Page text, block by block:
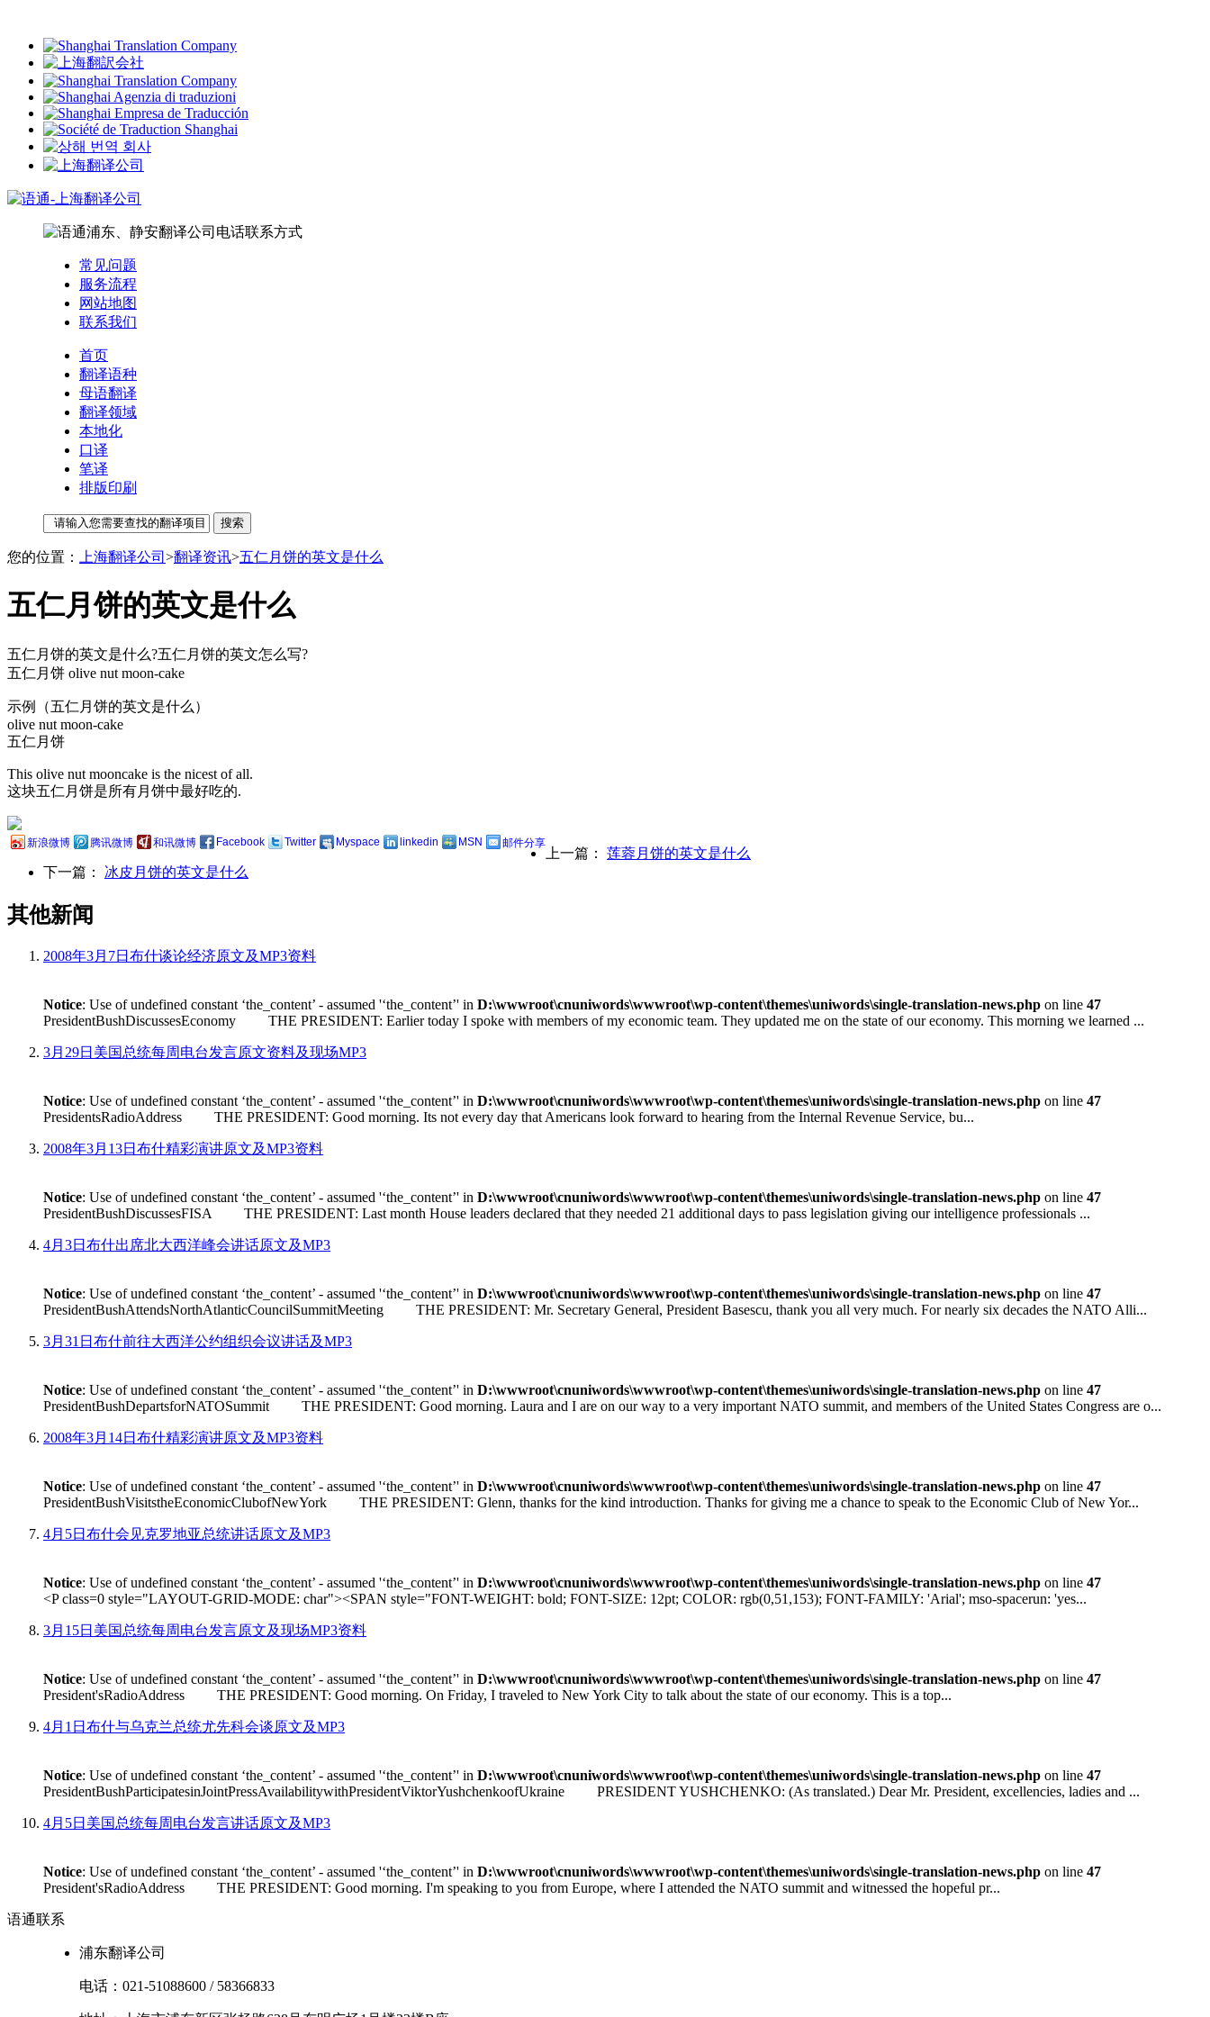
常见问题
服务流程
网站地图
联系我们
首页
翻译语种
母语翻译
翻译领域
本地化
口译
笔译
排版印刷
您的位置： 上海翻译公司 >翻译资讯>五仁月饼的英文是什么
五仁月饼的英文是什么
五仁月饼的英文是什么?五仁月饼的英文怎么写?
五仁月饼 olive nut moon-cake
示例（五仁月饼的英文是什么）
olive nut moon-cake
五仁月饼
This olive nut mooncake is the nicest of all.
这块五仁月饼是所有月饼中最好吃的.
新浪微博 腾讯微博 和讯微博 Facebook Twitter Myspace linkedin MSN 邮件分享
上一篇： 莲蓉月饼的英文是什么
下一篇： 冰皮月饼的英文是什么
其他新闻
2008年3月7日布什谈论经济原文及MP3资料
Notice: Use of undefined constant ‘the_content’ - assumed '‘the_content’' in D:\wwwroot\cnuniwords\wwwroot\wp-content\themes\uniwords\single-translation-news.php on line 47
PresidentBushDiscussesEconomy THE PRESIDENT: Earlier today I spoke with members of my economic team. They updated me on the state of our economy. This morning we learned ...
3月29日美国总统每周电台发言原文资料及现场MP3
Notice: Use of undefined constant ‘the_content’ - assumed '‘the_content’' in D:\wwwroot\cnuniwords\wwwroot\wp-content\themes\uniwords\single-translation-news.php on line 47
PresidentsRadioAddress THE PRESIDENT: Good morning. Its not every day that Americans look forward to hearing from the Internal Revenue Service, bu...
2008年3月13日布什精彩演讲原文及MP3资料
Notice: Use of undefined constant ‘the_content’ - assumed '‘the_content’' in D:\wwwroot\cnuniwords\wwwroot\wp-content\themes\uniwords\single-translation-news.php on line 47
PresidentBushDiscussesFISA THE PRESIDENT: Last month House leaders declared that they needed 21 additional days to pass legislation giving our intelligence professionals ...
4月3日布什出席北大西洋峰会讲话原文及MP3
Notice: Use of undefined constant ‘the_content’ - assumed '‘the_content’' in D:\wwwroot\cnuniwords\wwwroot\wp-content\themes\uniwords\single-translation-news.php on line 47
PresidentBushAttendsNorthAtlanticCouncilSummitMeeting THE PRESIDENT: Mr. Secretary General, President Basescu, thank you all very much. For nearly six decades the NATO Alli...
3月31日布什前往大西洋公约组织会议讲话及MP3
Notice: Use of undefined constant ‘the_content’ - assumed '‘the_content’' in D:\wwwroot\cnuniwords\wwwroot\wp-content\themes\uniwords\single-translation-news.php on line 47
PresidentBushDepartsforNATOSummit THE PRESIDENT: Good morning. Laura and I are on our way to a very important NATO summit, and members of the United States Congress are o...
2008年3月14日布什精彩演讲原文及MP3资料
Notice: Use of undefined constant ‘the_content’ - assumed '‘the_content’' in D:\wwwroot\cnuniwords\wwwroot\wp-content\themes\uniwords\single-translation-news.php on line 47
PresidentBushVisitstheEconomicClubofNewYork THE PRESIDENT: Glenn, thanks for the kind introduction. Thanks for giving me a chance to speak to the Economic Club of New Yor...
4月5日布什会见克罗地亚总统讲话原文及MP3
Notice: Use of undefined constant ‘the_content’ - assumed '‘the_content’' in D:\wwwroot\cnuniwords\wwwroot\wp-content\themes\uniwords\single-translation-news.php on line 47
<P class=0 style="LAYOUT-GRID-MODE: char"><SPAN style="FONT-WEIGHT: bold; FONT-SIZE: 12pt; COLOR: rgb(0,51,153); FONT-FAMILY: 'Arial'; mso-spacerun: 'yes...
3月15日美国总统每周电台发言原文及现场MP3资料
Notice: Use of undefined constant ‘the_content’ - assumed '‘the_content’' in D:\wwwroot\cnuniwords\wwwroot\wp-content\themes\uniwords\single-translation-news.php on line 47
President'sRadioAddress THE PRESIDENT: Good morning. On Friday, I traveled to New York City to talk about the state of our economy. This is a top...
4月1日布什与乌克兰总统尤先科会谈原文及MP3
Notice: Use of undefined constant ‘the_content’ - assumed '‘the_content’' in D:\wwwroot\cnuniwords\wwwroot\wp-content\themes\uniwords\single-translation-news.php on line 47
PresidentBushParticipatesinJointPressAvailabilitywithPresidentViktorYushchenkoofUkraine PRESIDENT YUSHCHENKO: (As translated.) Dear Mr. President, excellencies, ladies and ...
4月5日美国总统每周电台发言讲话原文及MP3
Notice: Use of undefined constant ‘the_content’ - assumed '‘the_content’' in D:\wwwroot\cnuniwords\wwwroot\wp-content\themes\uniwords\single-translation-news.php on line 47
President'sRadioAddress THE PRESIDENT: Good morning. I'm speaking to you from Europe, where I attended the NATO summit and witnessed the hopeful pr...
语通联系
浦东翻译公司
电话： 021-51088600 / 58366833